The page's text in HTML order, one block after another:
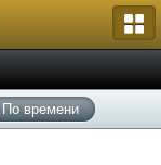
По времени